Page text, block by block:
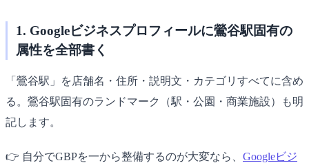
1. Googleビジネスプロフィールに鶯谷駅固有の
属性を全部書く
「鶯谷駅」を店舗名・住所・説明文・カテゴリすべてに含め
る。鶯谷駅固有のランドマーク（駅・公園・商業施設）も明
記します。
👉 自分でGBPを一から整備するのが大変なら、 Googleビジ